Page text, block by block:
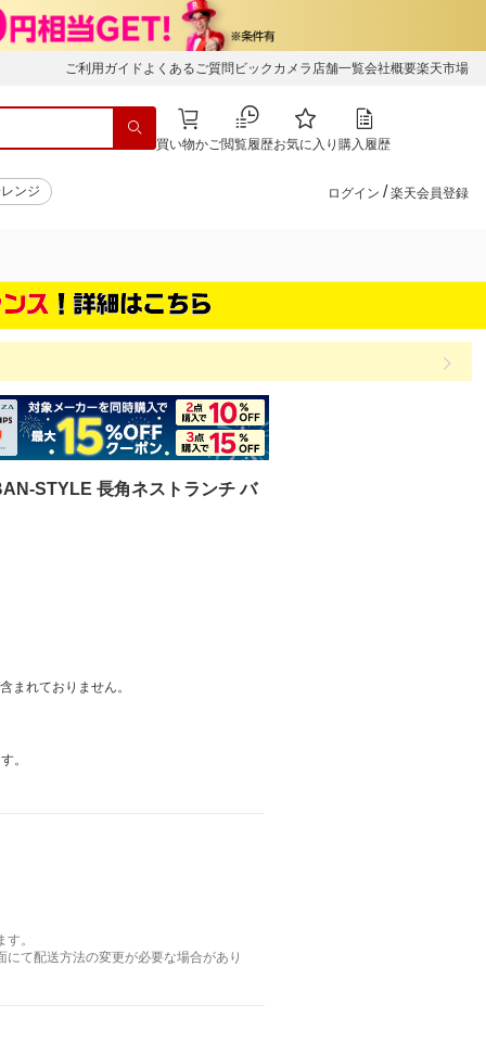
ご利用ガイド よくあるご質問 ビックカメラ店舗一覧会社概要楽天市場
買い物かご閲覧履歴お気に入り 購入履歴
ンジ ログイン / 楽天会員登録
STYLE 長角ネストランチ バ
まれておりません。
。
。
て配送方法の変更が必要な場合があり